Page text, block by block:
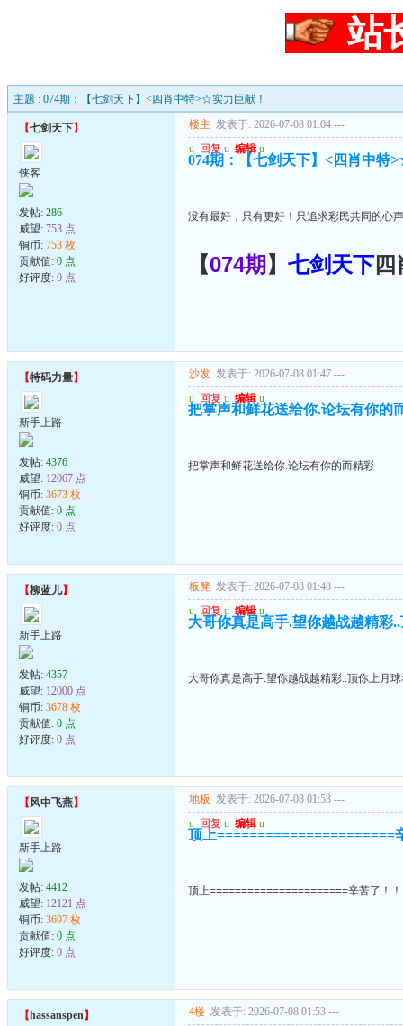
站
主题 : 074期：【七剑天下】<四肖中特>☆实力巨献！
【七剑天下】
侠客
发帖: 286
威望: 753 点
铜币: 753 枚
贡献值: 0 点
好评度: 0 点
楼主 发表于: 2026-07-08 01:04 ---
u 回复 u 编辑 u
074期：【七剑天下】<四肖中特
没有最好，只有更好！只追求彩民共同的心
【074期 】 七剑天下
【特码力量】
新手上路
发帖: 4376
威望: 12067 点
铜币: 3673 枚
贡献值: 0 点
好评度: 0 点
沙发 发表于: 2026-07-08 01:47 ---
u 回复 u 编辑 u
把掌声和鲜花送给你.论坛有你的
把掌声和鲜花送给你.论坛有你的而精彩
【柳蓝儿】
新手上路
发帖: 4357
威望: 12000 点
铜币: 3678 枚
贡献值: 0 点
好评度: 0 点
板凳 发表于: 2026-07-08 01:48 ---
u 回复 u 编辑 u
大哥你真是高手.望你越战越精彩
大哥你真是高手.望你越战越精彩..顶你上月
【风中飞燕】
新手上路
发帖: 4412
威望: 12121 点
铜币: 3697 枚
贡献值: 0 点
好评度: 0 点
地板 发表于: 2026-07-08 01:53 ---
u 回复 u 编辑 u
顶上======================
顶上======================辛苦了！
【hassanspen】 4楼 发表于: 2026-07-08 01:53 ---